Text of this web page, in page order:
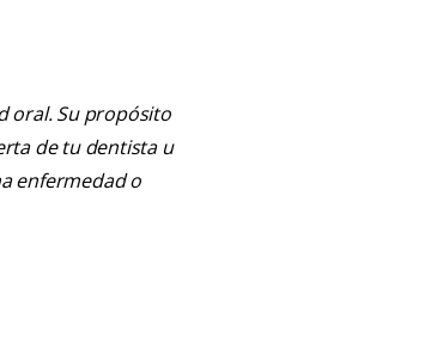
oral. Su propósito
de tu dentista u
enfermedad o